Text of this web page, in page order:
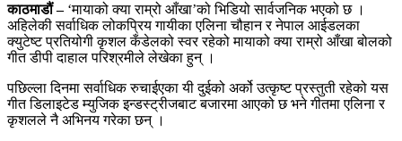
काठमाडौं –‘मायाको क्या राम्रो आँखा’को भिडियो सार्वजनिक भएको छ ।
अहिलेकी सर्वाधिक लोकप्रिय गायीका एलिना चौहान र नेपाल आईडलका
क्युटेष्ट प्रतियोगी कृशल कँडेलको स्वर रहेको मायाको क्या राम्रो आँखा बोलको
गीत डीपी दाहाल परिश्रमीले लेखेका हुन् ।
पछिल्ला दिनमा सर्वाधिक रुचाईएका यी दुईको अर्को उत्कृष्ट प्रस्तुती रहेको यस
गीत डिलाइटेड म्युजिक इन्डस्ट्रीजबाट बजारमा आएको छ भने गीतमा एलिना र
कृशलले नै अभिनय गरेका छन् ।